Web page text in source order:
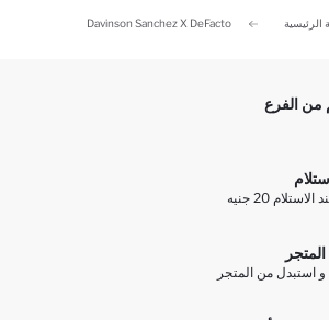
الرئيسية Davinson Sanchez X DeFacto
من الفرع
20 جنيه
و استبدل من المتجر